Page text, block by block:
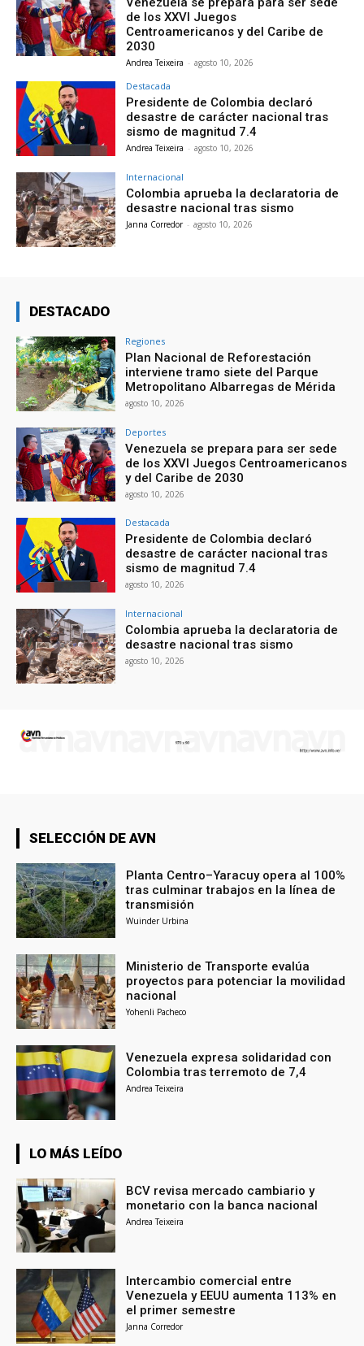
de los XXVI Juegos
Centroamericanos y del Caribe de
2030
Andrea Teixeira - agosto 10, 2026
Destacada
Presidente de Colombia declaró
desastre de carácter nacional tras
sismo de magnitud 7.4
Andrea Teixeira - agosto 10, 2026
Internacional
Colombia aprueba la declaratoria de
desastre nacional tras sismo
Janna Corredor - agosto 10, 2026
DESTACADO
Regiones
Plan Nacional de Reforestación
interviene tramo siete del Parque
Metropolitano Albarregas de Mérida
agosto 10, 2026
Deportes
Venezuela se prepara para ser sede
de los XXVI Juegos Centroamericanos
y del Caribe de 2030
agosto 10, 2026
Destacada
Presidente de Colombia declaró
desastre de carácter nacional tras
sismo de magnitud 7.4
agosto 10, 2026
Internacional
Colombia aprueba la declaratoria de
desastre nacional tras sismo
agosto 10, 2026
SELECCIÓN DE AVN
Planta Centro–Yaracuy opera al 100%
tras culminar trabajos en la línea de
transmisión
Wuinder Urbina
Ministerio de Transporte evalúa
proyectos para potenciar la movilidad
nacional
Yohenli Pacheco
Venezuela expresa solidaridad con
Colombia tras terremoto de 7,4
Andrea Teixeira
LO MÁS LEÍDO
BCV revisa mercado cambiario y
monetario con la banca nacional
Andrea Teixeira
Intercambio comercial entre
Venezuela y EEUU aumenta 113% en
el primer semestre
Janna Corredor